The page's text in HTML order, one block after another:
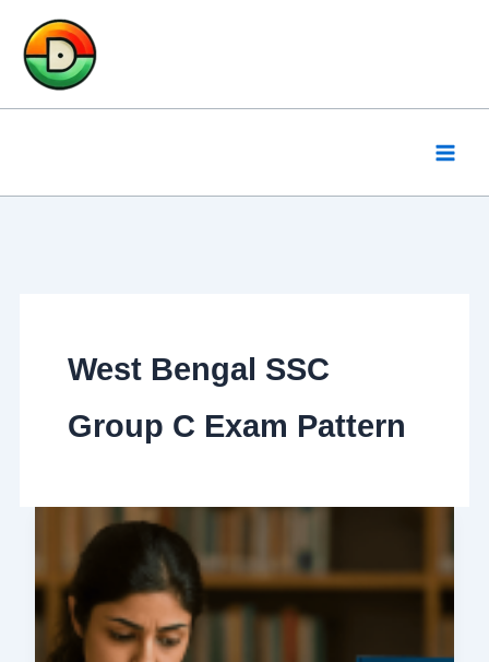
content
West Bengal SSC
Group C Exam Pattern
SSC
Group
C
Syllabus
2025: